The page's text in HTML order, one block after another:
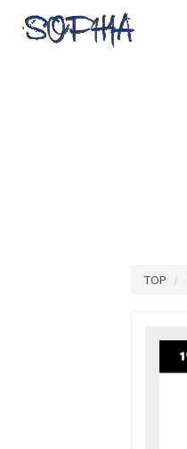
TOP